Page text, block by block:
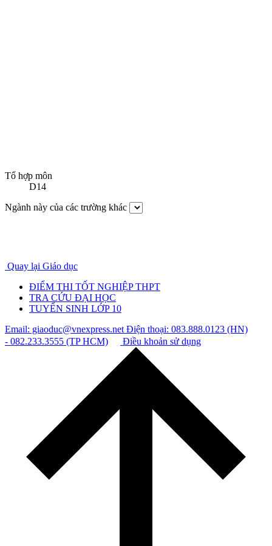
Tổ hợp môn
D14
Ngành này của các trường khác
Quay lại Giáo dục
ĐIỂM THI TỐT NGHIỆP THPT
TRA CỨU ĐẠI HỌC
TUYỂN SINH LỚP 10
Email: giaoduc@vnexpress.netĐiện thoại: 083.888.0123 (HN)
- 082.233.3555 (TP HCM)
Điều khoản sử dụng